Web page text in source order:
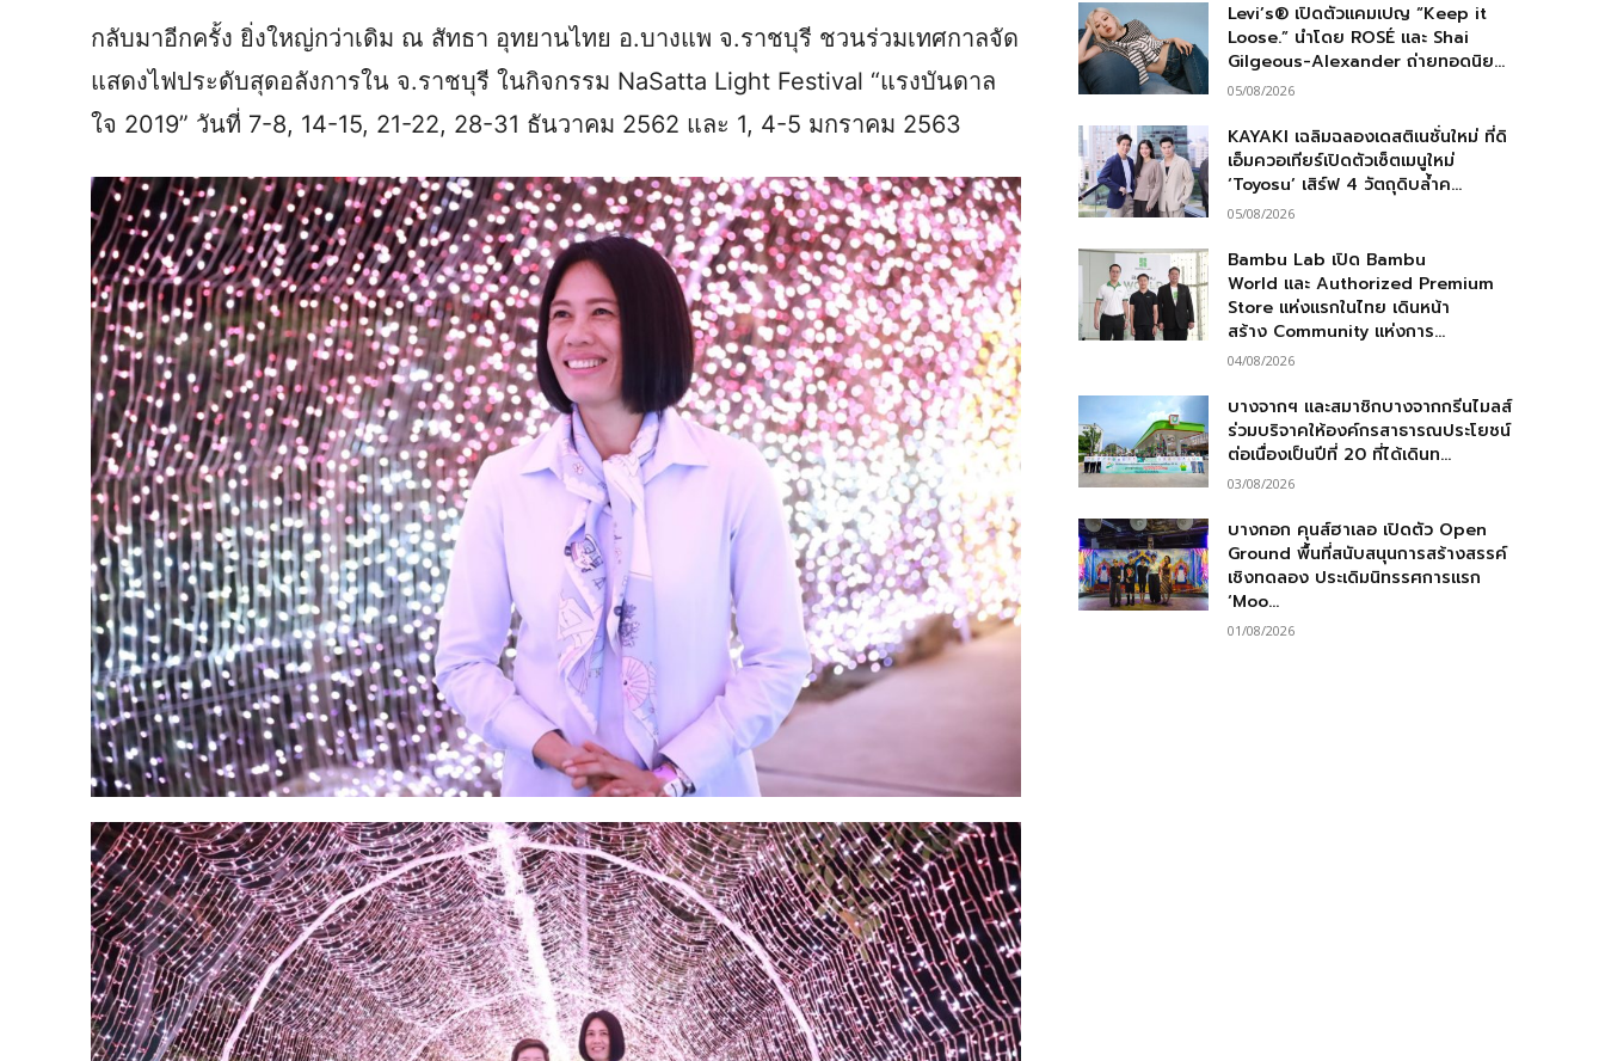
กลับมาอีกครั้ง ยิ่งใหญ่กว่าเดิม ณ สัทธา อุทยานไทย อ.บางแพ จ.ราชบุรี ชวนร่วมเทศกาลจัด
แสดงไฟประดับสุดอลังการใน จ.ราชบุรี ในกิจกรรม NaSatta Light Festival “แรงบันดาล
ใจ 2019” วันที่ 7-8, 14-15, 21-22, 28-31 ธันวาคม 2562 และ 1, 4-5 มกราคม 2563
Levi’s® เปิดตัวแคมเปญ “Keep it
Loose.” นำโดย ROSÉ และ Shai
Gilgeous-Alexander ถ่ายทอดนิย...
05/08/2026
KAYAKI เฉลิมฉลองเดสติเนชั่นใหม่ ที่ดิ
เอ็มควอเทียร์เปิดตัวเซ็ตเมนูใหม่
‘Toyosu’ เสิร์ฟ 4 วัตถุดิบล้ำค...
05/08/2026
Bambu Lab เปิด Bambu
World และ Authorized Premium
Store แห่งแรกในไทย เดินหน้า
สร้าง Community แห่งการ...
04/08/2026
บางจากฯ และสมาชิกบางจากกรีนไมลส์
ร่วมบริจาคให้องค์กรสาธารณประโยชน์
ต่อเนื่องเป็นปีที่ 20 ที่ได้เดินท...
03/08/2026
บางกอก คุนส์ฮาเลอ เปิดตัว Open
Ground พื้นที่สนับสนุนการสร้างสรรค์
เชิงทดลอง ประเดิมนิทรรศการแรก
‘Moo...
01/08/2026